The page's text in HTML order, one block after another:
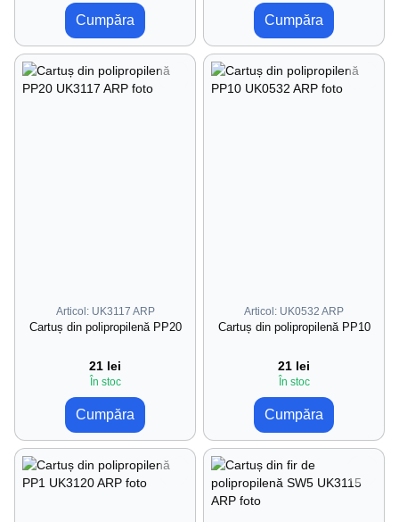
Cumpăra Cumpăra
Articol: UK3117 ARP
Cartuș din polipropilenă PP20
21 lei
În stoc
Cumpăra
Articol: UK0532 ARP
Cartuș din polipropilenă PP10
21 lei
În stoc
Cumpăra